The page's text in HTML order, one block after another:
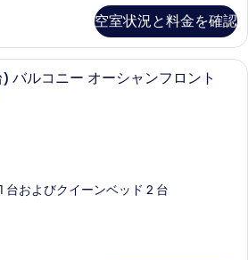
空室状況と料金を確認
高級寝具、セーフティボックス (室
バルコニー オーシャンフロント
台およびクイーンベッド 2 台